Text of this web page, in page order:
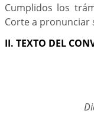
Cumplidos los
Corte a pronunciar
II. TEXTO DEL